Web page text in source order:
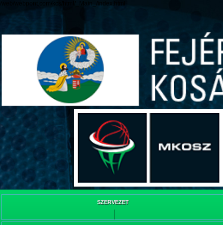
/web/webpont.com/kcs/html/_Main_/index.html
SZERVEZET